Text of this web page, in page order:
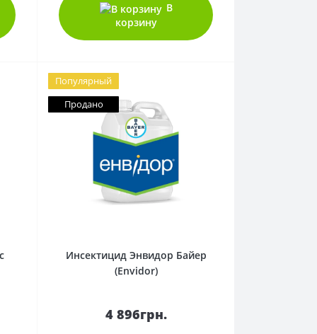
В
корзину
Популярный
Продано
Инсектицид Энвидор Байер
(Envidor)
4 896грн.